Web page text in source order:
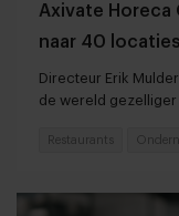
Axivate Horeca
naar 40 locaties
Directeur Erik
de wereld gezelliger
Restaurants